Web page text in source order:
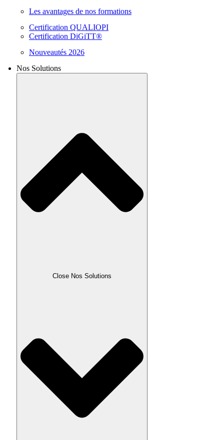
Les avantages de nos formations
Certification QUALIOPI
Certification DiGiTT®
Nouveautés 2026
Nos Solutions
Close Nos Solutions